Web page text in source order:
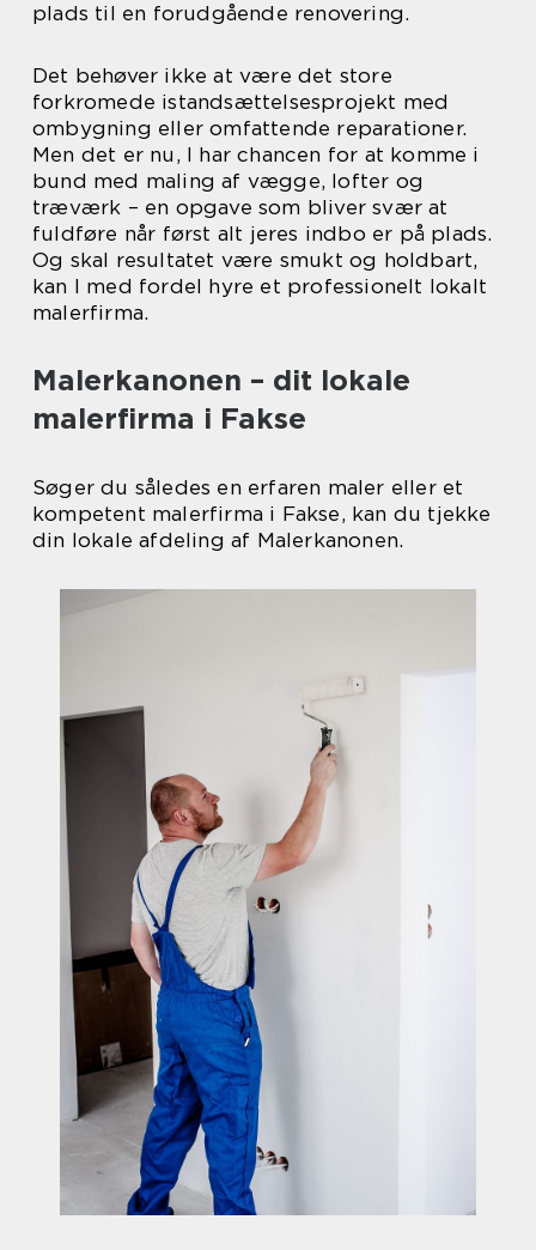
plads til en forudgående renovering.
Det behøver ikke at være det store
forkromede istandsættelsesprojekt med
ombygning eller omfattende reparationer.
Men det er nu, I har chancen for at komme i
bund med maling af vægge, lofter og
træværk – en opgave som bliver svær at
fuldføre når først alt jeres indbo er på plads.
Og skal resultatet være smukt og holdbart,
kan I med fordel hyre et professionelt lokalt
malerfirma.
Malerkanonen – dit lokale
malerfirma i Fakse
Søger du således en erfaren maler eller et
kompetent malerfirma i Fakse, kan du tjekke
din lokale afdeling af Malerkanonen.